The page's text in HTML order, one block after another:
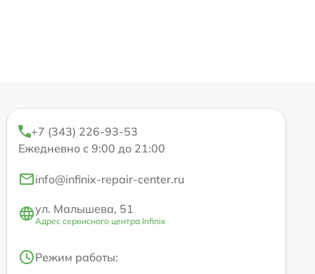
+7 (343) 226-93-53
Ежедневно с 9:00 до 21:00
info@infinix-repair-center.ru
ул. Малышева, 51
Адрес сервисного центра Infinix
Режим работы: